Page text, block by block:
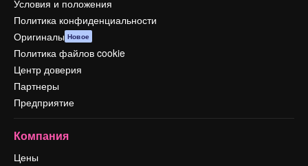
Условия и положения
Политика конфиденциальности
Оригиналы Новое
Политика файлов cookie
Центр доверия
Партнеры
Предприятие
Компания
Цены